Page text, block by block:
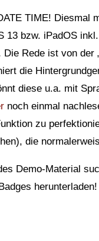
TIME! Diesmal
13 bzw. iPadOS
Rede ist von der
die
diese u.a. mit
noch einmal
zu
die
Demo-Material
herunterladen!